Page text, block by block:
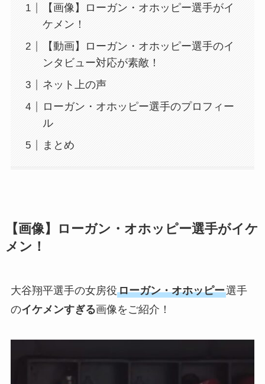
【画像】ローガン・オホッピー選手がイ
ケメン！
【動画】ローガン・オホッピー選手のイ
ンタビュー対応が素敵！
ネット上の声
ローガン・オホッピー選手のプロフィー
ル
まとめ
【画像】ローガン・オホッピー選手がイケ
メン！
大谷翔平選手の女房役ローガン・オホッピー選手
のイケメンすぎる画像をご紹介！